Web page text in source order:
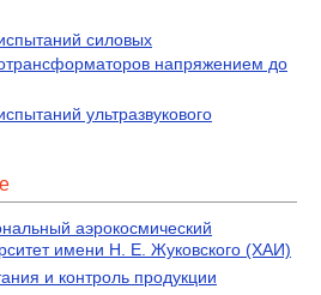
силовых
напряжением до
ультразвукового
аэрокосмический
имени Н. Е. Жуковского (ХАИ)
и контроль продукции